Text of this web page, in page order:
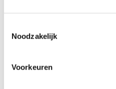
Noodzakelijk
Voorkeuren
onze trainingen? Neem gerust